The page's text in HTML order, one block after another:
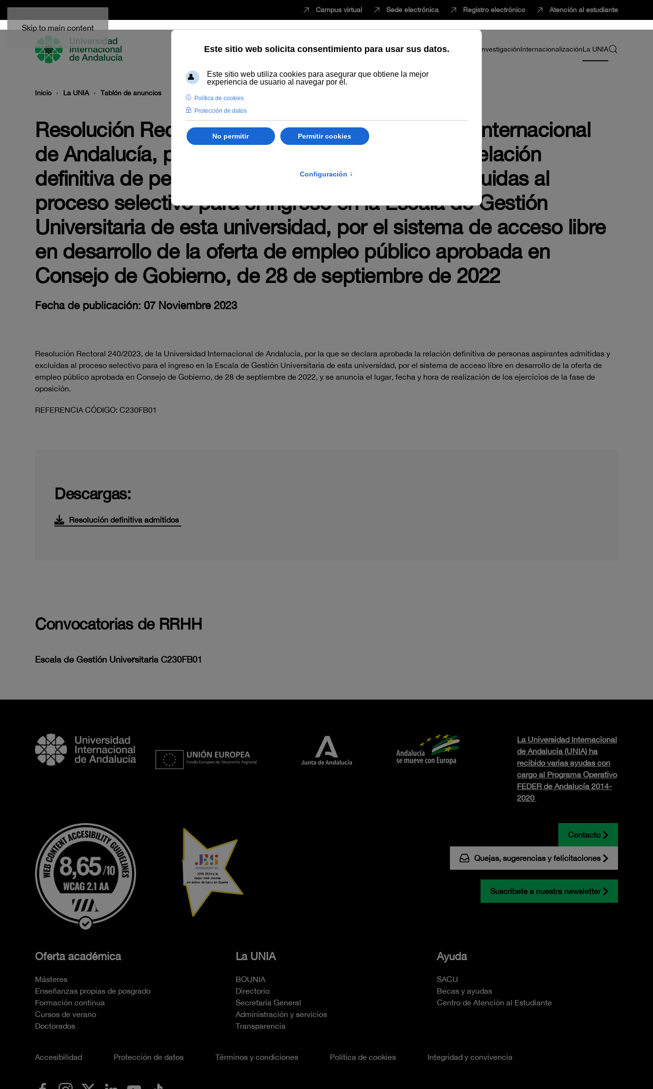
Skip to main content
Campus virtual Sede electrónica Registro electrónico Atención al estudiante
EstudiarInnovaciónVida universitariaProfesorado InvestigaciónInternacionalizaciónLa UNIA
Inicio La UNIA Tablón de anuncios
Resolución Rectoral 240/2023, de la Universidad Internacional
de Andalucía, por la que se declara aprobada la relación
definitiva de personas aspirantes admitidas y excluidas al
proceso selectivo para el ingreso en la Escala de Gestión
Universitaria de esta universidad, por el sistema de acceso libre
en desarrollo de la oferta de empleo público aprobada en
Consejo de Gobierno, de 28 de septiembre de 2022
Fecha de publicación: 07 Noviembre 2023
Resolución Rectoral 240/2023, de la Universidad Internacional de Andalucía, por la que se declara aprobada la relación definitiva de personas aspirantes admitidas y
excluidas al proceso selectivo para el ingreso en la Escala de Gestión Universitaria de esta universidad, por el sistema de acceso libre en desarrollo de la oferta de
empleo público aprobada en Consejo de Gobierno, de 28 de septiembre de 2022, y se anuncia el lugar, fecha y hora de realización de los ejercicios de la fase de
oposición.
REFERENCIA CÓDIGO: C230FB01
Descargas:
Resolución definitiva admitidos
Convocatorias de RRHH
Escala de Gestión Universitaria C230FB01
La Universidad Internacional
de Andalucía (UNIA) ha
recibido varias ayudas con
cargo al Programa Operativo
FEDER de Andalucía 2014-
2020
Contacto
Quejas, sugerencias y felicitaciones
Suscríbete a nuestra newsletter
Oferta académica
Másteres
Enseñanzas propias de posgrado
Formación continua
Cursos de verano
Doctorados
La UNIA
BOUNIA
Directorio
Secretaría General
Administración y servicios
Transparencia
Ayuda
SACU
Becas y ayudas
Centro de Atención al Estudiante
Accesibilidad Protección de datos Términos y condiciones Política de cookies Integridad y convivencia